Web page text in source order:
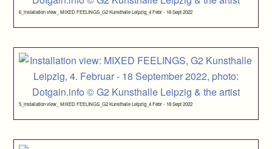
6_installation view_ MIXED FEELINGS_G2 Kunsthalle Leipzig_4 Febr - 18 Sept 2022
5_installation view_ MIXED FEELINGS_G2 Kunsthalle Leipzig_4 Febr - 18 Sept 2022